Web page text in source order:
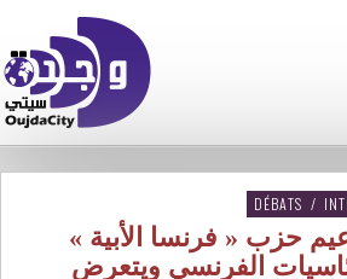
DÉBATS /
حزب « فرنسا الأبية »
الفرنسي ويتعرض